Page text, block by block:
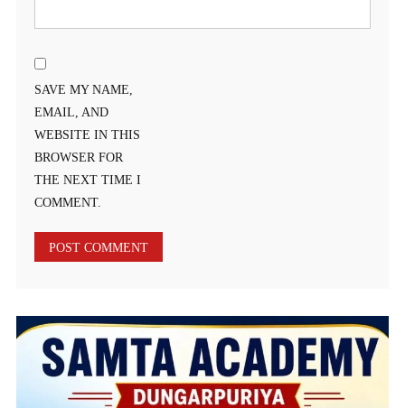
SAVE MY NAME,
EMAIL, AND
WEBSITE IN THIS
BROWSER FOR
THE NEXT TIME I
COMMENT.